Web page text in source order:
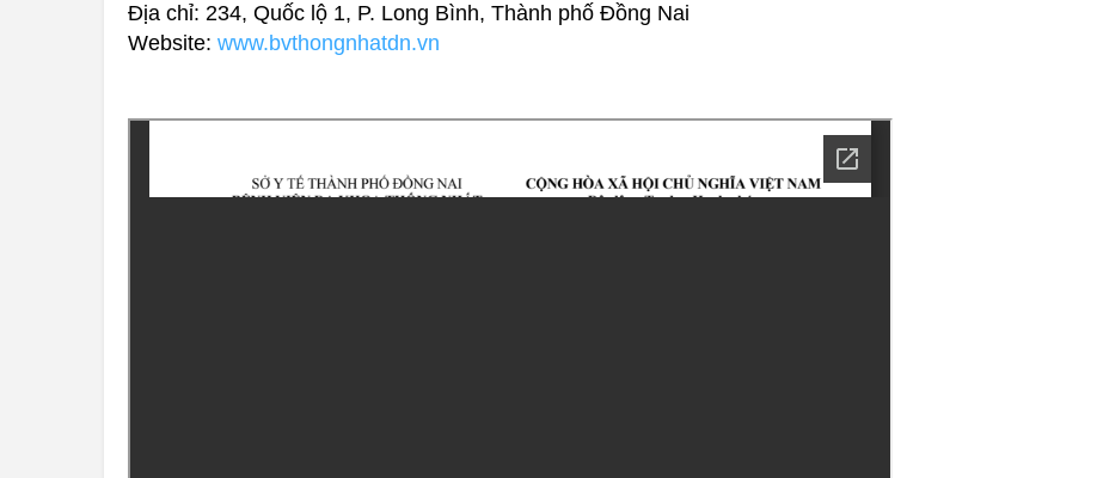
Địa chỉ: 234, Quốc lộ 1, P. Long Bình, Thành phố Đồng Nai
Website: www.bvthongnhatdn.vn